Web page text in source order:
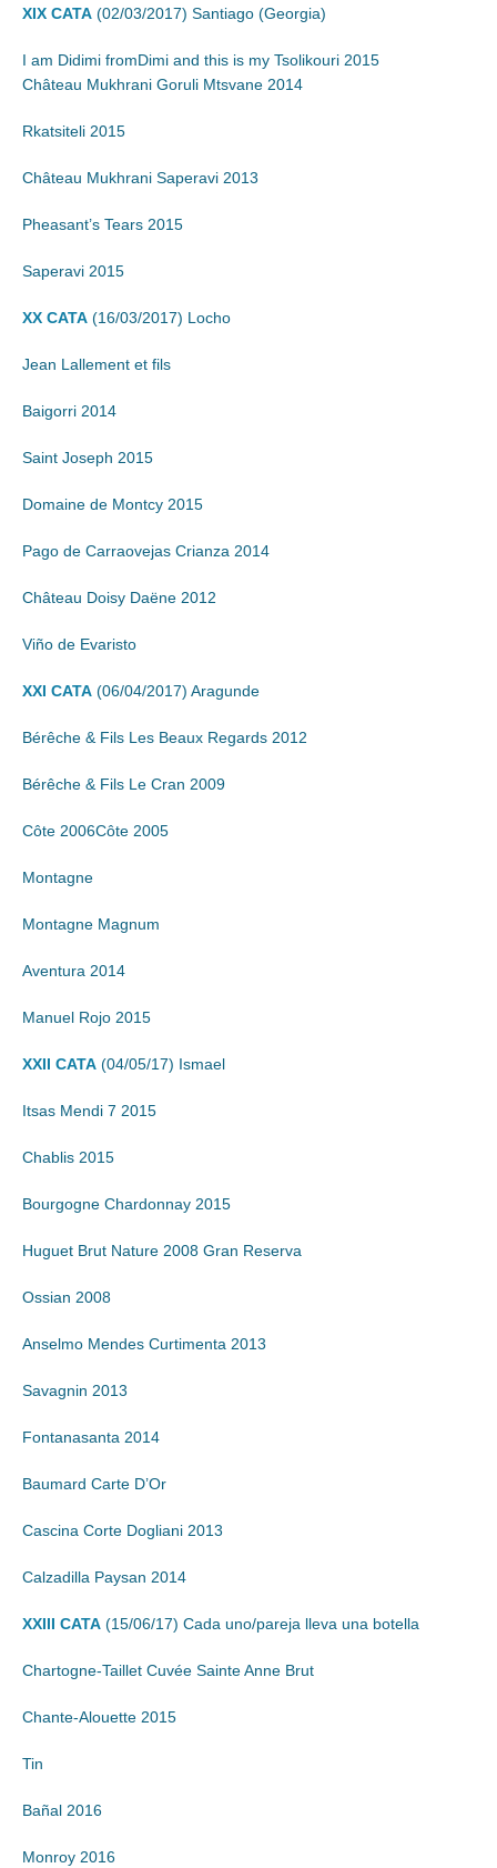
XIX CATA (02/03/2017) Santiago (Georgia)
I am Didimi fromDimi and this is my Tsolikouri 2015
Château Mukhrani Goruli Mtsvane 2014
Rkatsiteli 2015
Château Mukhrani Saperavi 2013
Pheasant’s Tears 2015
Saperavi 2015
XX CATA (16/03/2017) Locho
Jean Lallement et fils
Baigorri 2014
Saint Joseph 2015
Domaine de Montcy 2015
Pago de Carraovejas Crianza 2014
Château Doisy Daëne 2012
Viño de Evaristo
XXI CATA (06/04/2017) Aragunde
Bérêche & Fils Les Beaux Regards 2012
Bérêche & Fils Le Cran 2009
Côte 2006Côte 2005
Montagne
Montagne Magnum
Aventura 2014
Manuel Rojo 2015
XXII CATA (04/05/17) Ismael
Itsas Mendi 7 2015
Chablis 2015
Bourgogne Chardonnay 2015
Huguet Brut Nature 2008 Gran Reserva
Ossian 2008
Anselmo Mendes Curtimenta 2013
Savagnin 2013
Fontanasanta 2014
Baumard Carte D’Or
Cascina Corte Dogliani 2013
Calzadilla Paysan 2014
XXIII CATA (15/06/17) Cada uno/pareja lleva una botella
Chartogne-Taillet Cuvée Sainte Anne Brut
Chante-Alouette 2015
Tin
Bañal 2016
Monroy 2016